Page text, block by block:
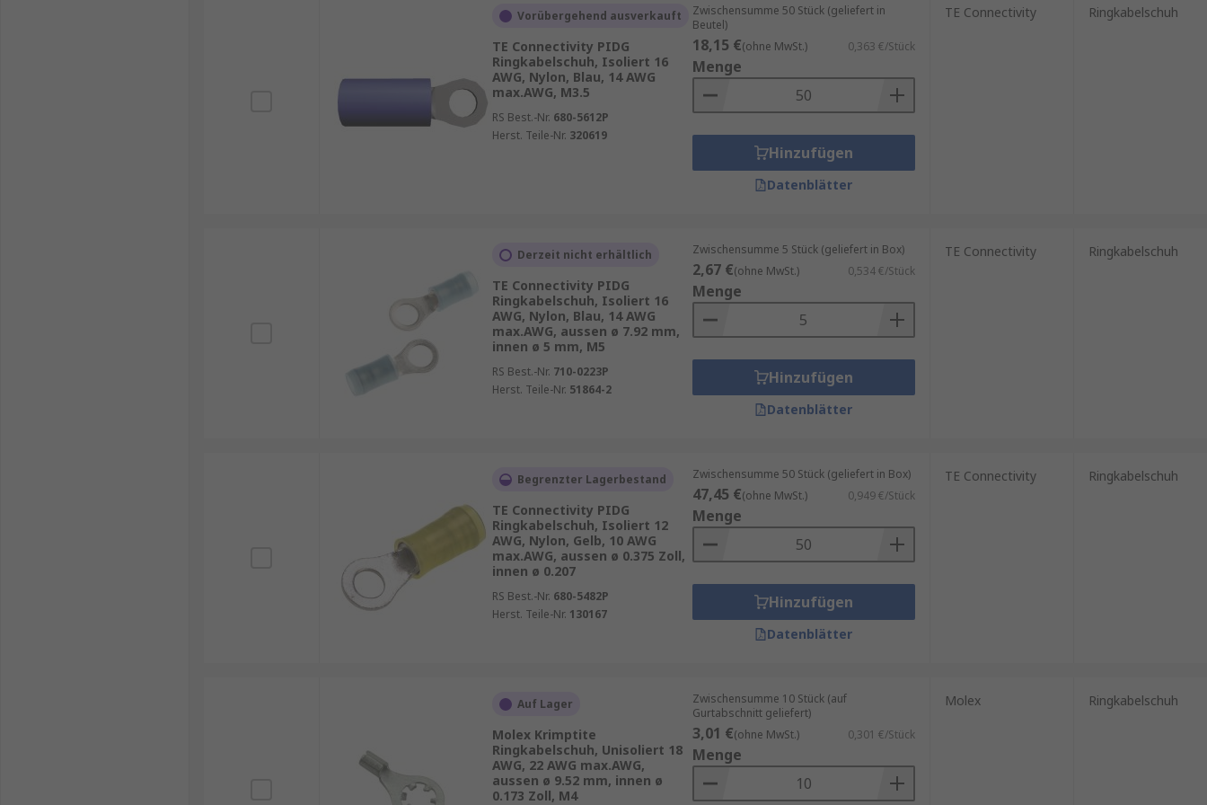
Vorübergehend ausverkauft
TE Connectivity PIDG
Ringkabelschuh, Isoliert 16
AWG, Nylon, Blau, 14 AWG
max.AWG, M3.5
RS Best.-Nr. 680-5612P
Herst. Teile-Nr. 320619
Zwischensumme 50 Stück (geliefert in
Beutel)
18,15 €(ohne MwSt.) 0,363 €/Stück
Menge
Hinzufügen
Datenblätter
TE Connectivity Ringkabelschuh
Derzeit nicht erhältlich
TE Connectivity PIDG
Ringkabelschuh, Isoliert 16
AWG, Nylon, Blau, 14 AWG
max.AWG, aussen ø 7.92 mm,
innen ø 5 mm, M5
RS Best.-Nr. 710-0223P
Herst. Teile-Nr. 51864-2
Zwischensumme 5 Stück (geliefert in Box)
2,67 €(ohne MwSt.) 0,534 €/Stück
Menge
Hinzufügen
Datenblätter
TE Connectivity Ringkabelschuh
Begrenzter Lagerbestand
TE Connectivity PIDG
Ringkabelschuh, Isoliert 12
AWG, Nylon, Gelb, 10 AWG
max.AWG, aussen ø 0.375 Zoll,
innen ø 0.207
RS Best.-Nr. 680-5482P
Herst. Teile-Nr. 130167
Zwischensumme 50 Stück (geliefert in Box)
47,45 €(ohne MwSt.) 0,949 €/Stück
Menge
Hinzufügen
Datenblätter
TE Connectivity Ringkabelschuh
Auf Lager
Molex Krimptite
Ringkabelschuh, Unisoliert 18
AWG, 22 AWG max.AWG,
aussen ø 9.52 mm, innen ø
0.173 Zoll, M4
Zwischensumme 10 Stück (auf
Gurtabschnitt geliefert)
3,01 €(ohne MwSt.) 0,301 €/Stück
Menge
Molex Ringkabelschuh